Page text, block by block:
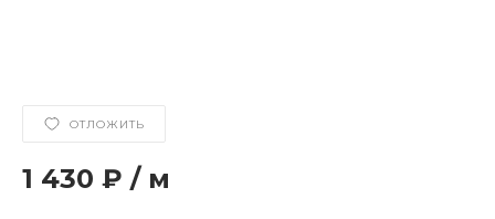
ОТЛОЖИТЬ
1 430 ₽ / м